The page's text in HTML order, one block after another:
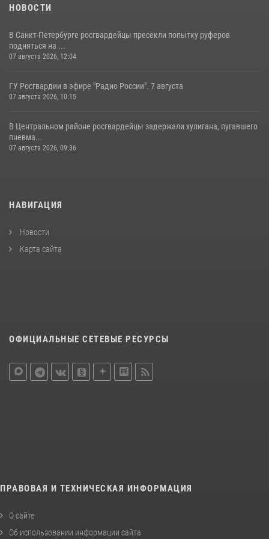
НОВОСТИ
В Санкт-Петербурге росгвардейцы пресекли попытку руферов
подняться на ...
07 августа 2026, 12:04
ГУ Росгвардии в эфире "Радио России". 7 августа
07 августа 2026, 10:15
В Центральном районе росгвардейцы задержали хулигана, пугавшего
пневма...
07 августа 2026, 09:36
НАВИГАЦИЯ
Новости
Карта сайта
ОФИЦИАЛЬНЫЕ СЕТЕВЫЕ РЕСУРСЫ
ПРАВОВАЯ И ТЕХНИЧЕСКАЯ ИНФОРМАЦИЯ
О сайте
Об использовании информации сайта